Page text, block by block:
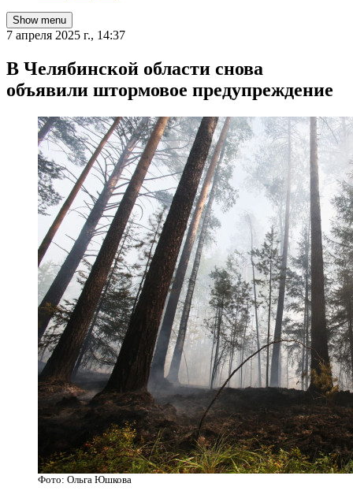
Show menu
7 апреля 2025 г., 14:37
В Челябинской области снова
объявили штормовое предупреждение
Фото: Ольга Юшкова